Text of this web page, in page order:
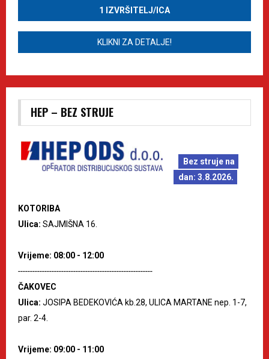
1 IZVRŠITELJ/ICA
KLIKNI ZA DETALJE!
HEP – BEZ STRUJE
Bez struje na
dan: 3.8.2026.
KOTORIBA
Ulica: SAJMIŠNA 16.
Vrijeme: 08:00 - 12:00
--------------------------------------------------------
ČAKOVEC
Ulica: JOSIPA BEDEKOVIĆA kb.28, ULICA MARTANE nep. 1-7,
par. 2-4.
Vrijeme: 09:00 - 11:00